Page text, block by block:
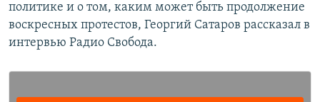
политике и о том, каким может быть продолжение
воскресных протестов, Георгий Сатаров рассказал в
интервью Радио Свобода.